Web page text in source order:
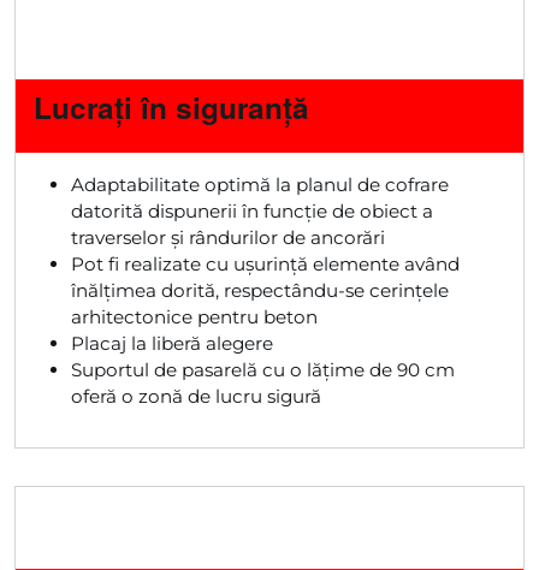
Lucrați în siguranță
Adaptabilitate optimă la planul de cofrare
datorită dispunerii în funcție de obiect a
traverselor și rândurilor de ancorări
Pot fi realizate cu ușurință elemente având
înălțimea dorită, respectându-se cerințele
arhitectonice pentru beton
Placaj la liberă alegere
Suportul de pasarelă cu o lățime de 90 cm
oferă o zonă de lucru sigură